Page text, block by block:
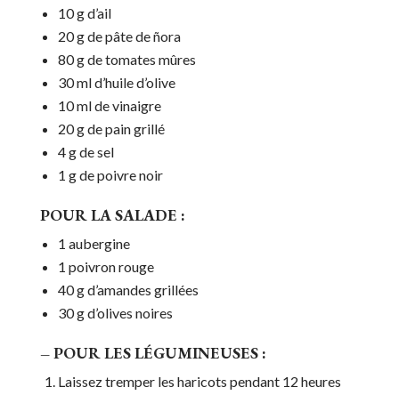
10 g d’ail
20 g de pâte de ñora
80 g de tomates mûres
30 ml d’huile d’olive
10 ml de vinaigre
20 g de pain grillé
4 g de sel
1 g de poivre noir
POUR LA SALADE :
1 aubergine
1 poivron rouge
40 g d’amandes grillées
30 g d’olives noires
– POUR LES LÉGUMINEUSES :
Laissez tremper les haricots pendant 12 heures